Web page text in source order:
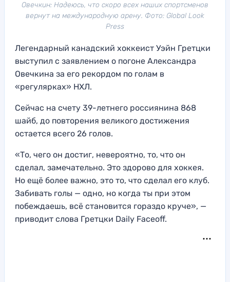
Овечкин: Надеюсь, что скоро всех наших спортсменов
вернут на международную арену. Фото: Global Look
Press
Легендарный канадский хоккеист Уэйн Гретцки
выступил с заявлением о погоне Александра
Овечкина за его рекордом по голам в
«регулярках» НХЛ.
Сейчас на счету 39-летнего россиянина 868
шайб, до повторения великого достижения
остается всего 26 голов.
«То, чего он достиг, невероятно, то, что он
сделал, замечательно. Это здорово для хоккея.
Но ещё более важно, это то, что сделал его клуб.
Забивать голы — одно, но когда ты при этом
побеждаешь, всё становится гораздо круче», —
приводит слова Гретцки Daily Faceoff.